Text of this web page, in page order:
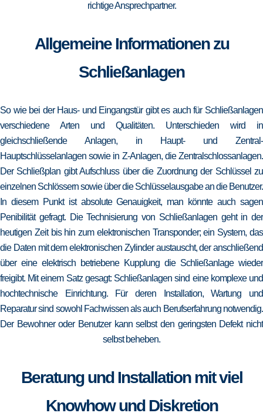
richtige Ansprechpartner.
Allgemeine Informationen zu
Schließanlagen
So wie bei der Haus- und Eingangstür gibt es auch für Schließanlagen
verschiedene Arten und Qualitäten. Unterschieden wird in
gleichschließende Anlagen, in Haupt- und Zentral-
Hauptschlüsselanlagen sowie in Z-Anlagen, die Zentralschlossanlagen.
Der Schließplan gibt Aufschluss über die Zuordnung der Schlüssel zu
einzelnen Schlössern sowie über die Schlüsselausgabe an die Benutzer.
In diesem Punkt ist absolute Genauigkeit, man könnte auch sagen
Penibilität gefragt. Die Technisierung von Schließanlagen geht in der
heutigen Zeit bis hin zum elektronischen Transponder; ein System, das
die Daten mit dem elektronischen Zylinder austauscht, der anschließend
über eine elektrisch betriebene Kupplung die Schließanlage wieder
freigibt. Mit einem Satz gesagt: Schließanlagen sind eine komplexe und
hochtechnische Einrichtung. Für deren Installation, Wartung und
Reparatur sind sowohl Fachwissen als auch Berufserfahrung notwendig.
Der Bewohner oder Benutzer kann selbst den geringsten Defekt nicht
selbst beheben.
Beratung und Installation mit viel
Knowhow und Diskretion